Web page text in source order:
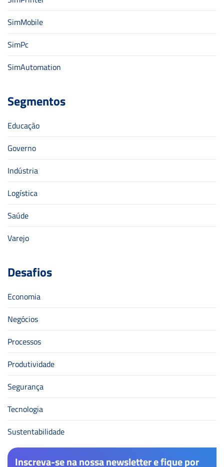
SimMobile
SimPc
SimAutomation
Segmentos
Educação
Governo
Indústria
Logística
Saúde
Varejo
Desafios
Economia
Negócios
Processos
Produtividade
Segurança
Tecnologia
Sustentabilidade
Inscreva-se na nossa newsletter e fique por